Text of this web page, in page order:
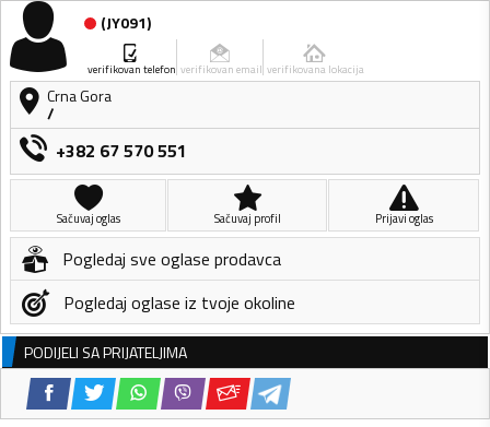
(JY091)
verifikovan telefon verifikovan email verifikovana lokacija
Crna Gora
/
+382 67 570 551
Sačuvaj oglas Sačuvaj profil Prijavi oglas
Pogledaj sve oglase prodavca
Pogledaj oglase iz tvoje okoline
PODIJELI SA PRIJATELJIMA